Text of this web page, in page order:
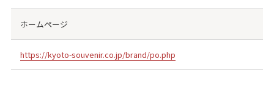
ホームページ
https://kyoto-souvenir.co.jp/brand/po.php